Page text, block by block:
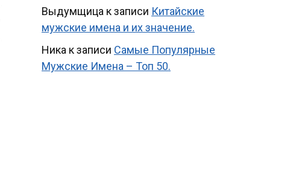
Выдумщица к записи Китайские
мужские имена и их значение.
Ника к записи Самые Популярные
Мужские Имена – Топ 50.